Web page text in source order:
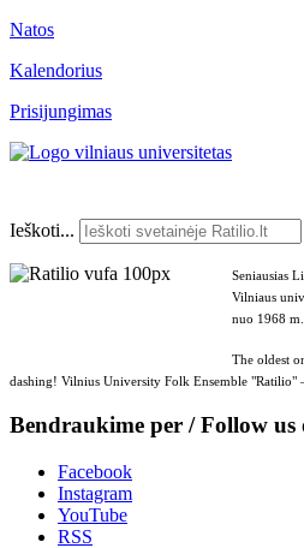
Natos
Kalendorius
Prisijungimas
Ieškoti...
Seniausias
Vilniaus
nuo 1968 m.
The oldest
dashing! Vilnius University Folk Ensemble "Ratilio"
Bendraukime per / Follow us
Facebook
Instagram
YouTube
RSS